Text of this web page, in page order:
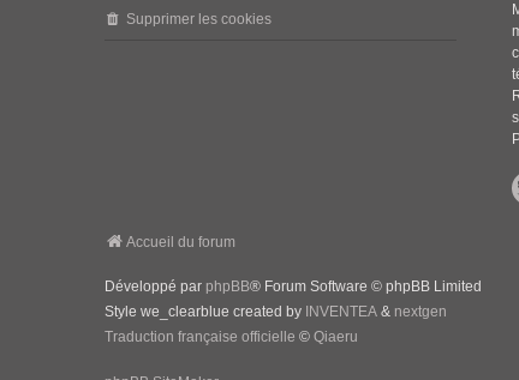
Supprimer les cookies
Accueil du forum
Développé par phpBB® Forum Software © phpBB Limited
Style we_clearblue created by INVENTEA & nextgen
Traduction française officielle © Qiaeru